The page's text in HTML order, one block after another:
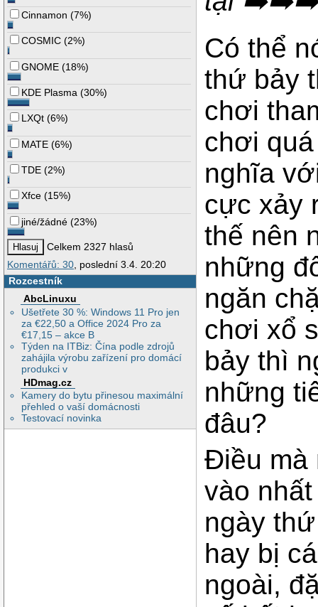
Cinnamon (7%)
COSMIC (2%)
GNOME (18%)
KDE Plasma (30%)
LXQt (6%)
MATE (6%)
TDE (2%)
Xfce (15%)
jiné/žádné (23%)
Celkem 2327 hlasů
Komentářů: 30, poslední 3.4. 20:20
Rozcestník
AbcLinuxu
Ušetřete 30 %: Windows 11 Pro jen
za €22,50 a Office 2024 Pro za
€17,15 – akce B
Týden na ITBiz: Čína podle zdrojů
zahájila výrobu zařízení pro domácí
produkci v
HDmag.cz
Kamery do bytu přinesou maximální
přehled o vaší domácnosti
Testovací novinka
Có thể
thứ bảy
chơi
chơi
nghĩa
cực xảy
thế nên
những
ngăn
chơi xổ
bảy thì
những
đâu?
Điều mà
vào
ngày
hay bị
ngoài,